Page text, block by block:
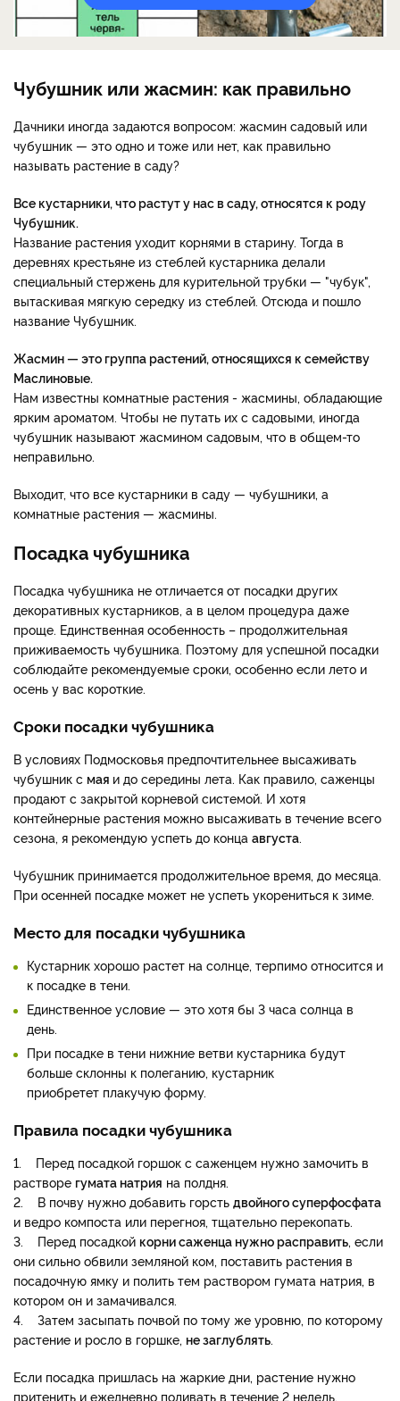
Чубушник или жасмин: как правильно
Дачники иногда задаются вопросом: жасмин садовый или
чубушник — это одно и тоже или нет, как правильно
называть растение в саду?
Все кустарники, что растут у нас в саду, относятся к роду
Чубушник.
Название растения уходит корнями в старину. Тогда в
деревнях крестьяне из стеблей кустарника делали
специальный стержень для курительной трубки — "чубук",
вытаскивая мягкую середку из стеблей. Отсюда и пошло
название Чубушник.
Жасмин — это группа растений, относящихся к семейству
Маслиновые.
Нам известны комнатные растения - жасмины, обладающие
ярким ароматом. Чтобы не путать их с садовыми, иногда
чубушник называют жасмином садовым, что в общем-то
неправильно.
Выходит, что все кустарники в саду — чубушники, а
комнатные растения — жасмины.
Посадка чубушника
Посадка чубушника не отличается от посадки других
декоративных кустарников, а в целом процедура даже
проще. Единственная особенность – продолжительная
приживаемость чубушника. Поэтому для успешной посадки
соблюдайте рекомендуемые сроки, особенно если лето и
осень у вас короткие.
Сроки посадки чубушника
В условиях Подмосковья предпочтительнее высаживать
чубушник с мая и до середины лета. Как правило, саженцы
продают с закрытой корневой системой. И хотя
контейнерные растения можно высаживать в течение всего
сезона, я рекомендую успеть до конца августа
Чубушник принимается продолжительное время, до месяца.
При осенней посадке может не успеть укорениться к зиме.
Место для посадки чубушника
Кустарник хорошо растет на солнце, терпимо относится и
к посадке в тени.
Единственное условие — это хотя бы 3 часа солнца в
день.
При посадке в тени нижние ветви кустарника будут
больше склонны к полеганию, кустарник
приобретет плакучую форму.
Правила посадки чубушника
1. Перед посадкой горшок с саженцем нужно замочить в
растворе гумата натрия на полдня.
2. В почву нужно добавить горсть двойного суперфосфата
и ведро компоста или перегноя, тщательно перекопать.
3. Перед посадкой корни саженца нужно расправить , если
они сильно обвили земляной ком, поставить растения в
посадочную ямку и полить тем раствором гумата натрия, в
котором он и замачивался.
4. Затем засыпать почвой по тому же уровню, по которому
растение и росло в горшке, не заглублять
Если посадка пришлась на жаркие дни, растение нужно
притенить и ежедневно поливать в течение 2 недель.